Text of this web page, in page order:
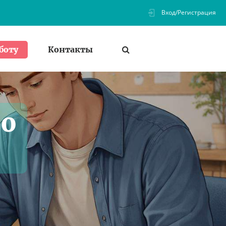
Вход/Регистрация
Контакты